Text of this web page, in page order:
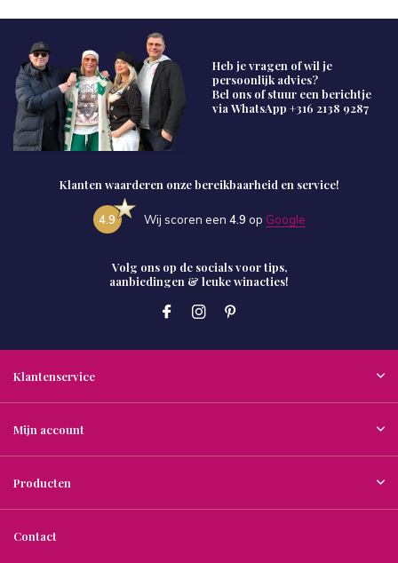
Heb je vragen of wil je
persoonlijk advies?
Bel ons of stuur een berichtje
via WhatsApp +316 2138 9287
Klanten waarderen onze bereikbaarheid en service!
4.9 Wij scoren een 4.9 op Google
Volg ons op de socials voor tips,
aanbiedingen & leuke winacties!
Klantenservice
Mijn account
Producten
Contact